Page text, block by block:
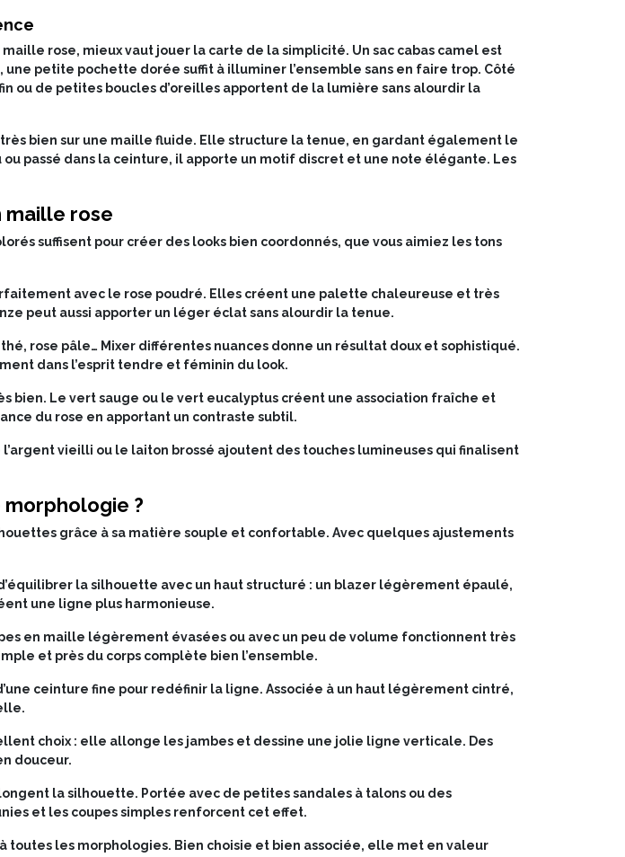
rose, mieux vaut jouer la carte de la simplicité. Un sac cabas camel est
petite pochette dorée suffit à illuminer l’ensemble sans en faire trop. Côté
ou de petites boucles d’oreilles apportent de la lumière sans alourdir la
bien sur une maille fluide. Elle structure la tenue, en gardant également le
passé dans la ceinture, il apporte un motif discret et une note élégante. Les
maille rose
suffisent pour créer des looks bien coordonnés, que vous aimiez les tons
avec le rose poudré. Elles créent une palette chaleureuse et très
peut aussi apporter un léger éclat sans alourdir la tenue.
rose pâle… Mixer différentes nuances donne un résultat doux et sophistiqué.
dans l’esprit tendre et féminin du look.
bien. Le vert sauge ou le vert eucalyptus créent une association fraîche et
du rose en apportant un contraste subtil.
vieilli ou le laiton brossé ajoutent des touches lumineuses qui finalisent
?
grâce à sa matière souple et confortable. Avec quelques ajustements
la silhouette avec un haut structuré : un blazer légèrement épaulé,
une ligne plus harmonieuse.
en maille légèrement évasées ou avec un peu de volume fonctionnent très
et près du corps complète bien l’ensemble.
ceinture fine pour redéfinir la ligne. Associée à un haut légèrement cintré,
choix : elle allonge les jambes et dessine une jolie ligne verticale. Des
douceur.
la silhouette. Portée avec de petites sandales à talons ou des
et les coupes simples renforcent cet effet.
toutes les morphologies. Bien choisie et bien associée, elle met en valeur